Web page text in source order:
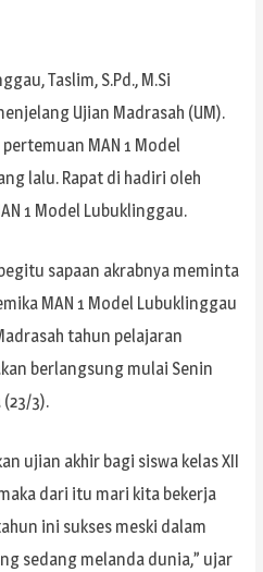
Taslim, S.Pd., M.Si
Ujian Madrasah (UM).
MAN 1 Model
lalu. Rapat di hadiri oleh
1 Model Lubuklinggau.
sapaan akrabnya meminta
MAN 1 Model Lubuklinggau
tahun pelajaran
berlangsung mulai Senin
3).
ujian akhir bagi siswa kelas XII
dari itu mari kita bekerja
ini sukses meski dalam
sedang melanda dunia,” ujar